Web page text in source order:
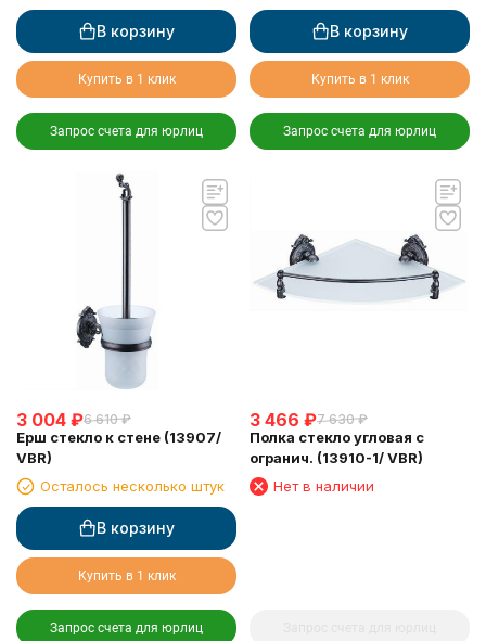
В корзину
Купить в 1 клик
Запрос счета для юрлиц
В корзину
Купить в 1 клик
Запрос счета для юрлиц
3 004 ₽6 610 ₽
Ерш стекло к стене (13907/
VBR)
Осталось несколько штук
В корзину
Купить в 1 клик
Запрос счета для юрлиц
3 466 ₽7 630 ₽
Полка стекло угловая с
огранич. (13910-1/ VBR)
Нет в наличии